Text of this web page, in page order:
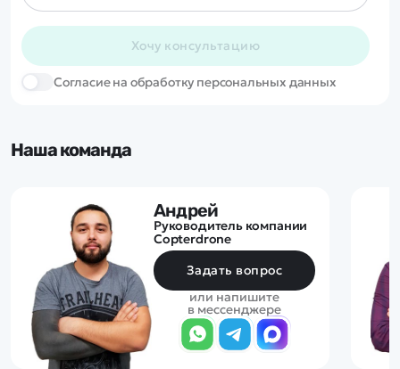
Хочу консультацию
Cогласие на обработку персональных данных
Наша команда
Андрей
Руководитель компании
Copterdrone
Задать вопрос
или напишите
в мессенджере